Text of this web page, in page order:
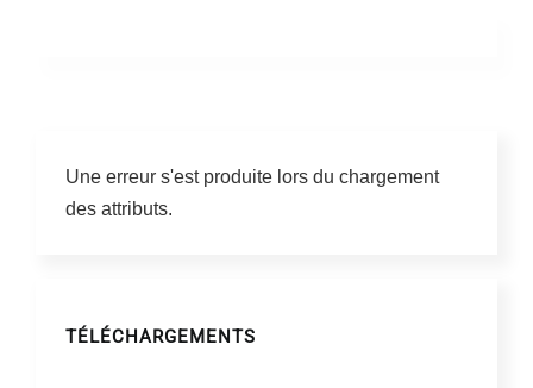
Une erreur s'est produite lors du chargement
des attributs.
TÉLÉCHARGEMENTS